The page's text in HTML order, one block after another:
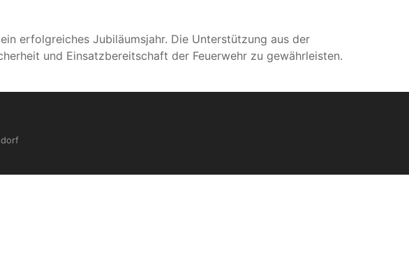
erfolgreiches Jubiläumsjahr. Die Unterstützung aus der
und Einsatzbereitschaft der Feuerwehr zu gewährleisten.